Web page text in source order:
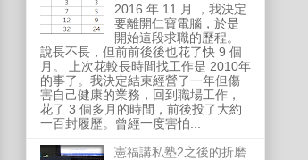
2016 年 11 月 ，我決定
要離開仁寶電腦，於是
開始這段求職的歷程。
說長不長，但前前後後也花了快 9 個
月。 上次花較長時間找工作是 2010年
的事了。我決定結束經營了一年但傷
害自己健康的業務，回到職場工作，
花了 3 個多月的時間，前後投了大約
一百封履歷。曾經一度害怕...
憲福講私塾2之後的折磨